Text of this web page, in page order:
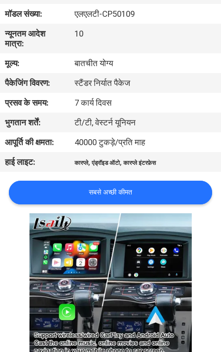
कारखाना
भ्रमण
गुणवत्ता
नियंत्रण
संपर्क
करें
समाचार
मामलों
साइटमैप
PRIVACY
POLICY
मॉडल संख्या:
एलएलटी-CP50109
न्यूनतम आदेश
मात्रा:
10
मूल्य:
बातचीत योग्य
पैकेजिंग विवरण:
स्टैंडर निर्यात पैकेज
प्रसव के समय:
7 कार्य दिवस
भुगतान शर्तें:
टी/टी, वेस्टर्न यूनियन
आपूर्ति की क्षमता:
40000 टुकड़े/प्रति माह
हाई लाइट:
कारप्ले,एंड्रॉइड ऑटो,कारप्ले इंटरफ़ेस
सबसे अच्छी कीमत